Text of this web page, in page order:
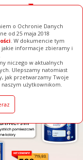
o Ochronie Danych
od 25 maja 2018
. W dokumencie tym
informacje zbieramy i
niczego w aktualnych
Ulepszamy natomiast
jak przetwarzamy Twoje
użytkownikom.
Baza Firm Pełna Wersja